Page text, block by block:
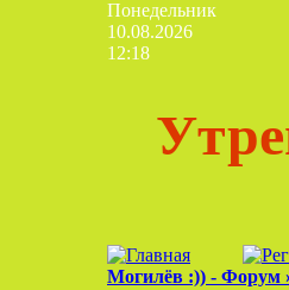
Понедельник
10.08.2026
12:18
Могилёв :)) - Форум